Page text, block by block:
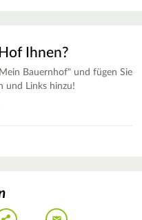
Ihnen?
Bauernhof" und fügen Sie
und Links hinzu!